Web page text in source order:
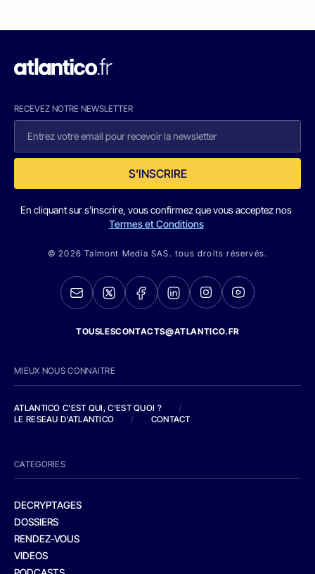
RECEVEZ NOTRE NEWSLETTER
S'INSCRIRE
En cliquant sur s'inscrire, vous confirmez que vous acceptez nos
Termes et Conditions
© 2026 Talmont Media SAS. tous droits réservés.
TOUSLESCONTACTS@ATLANTICO.FR
MIEUX NOUS CONNAITRE
ATLANTICO C'EST QUI, C'EST QUOI ?
/
LE RESEAU D'ATLANTICO
/ CONTACT
CATEGORIES
DECRYPTAGES
DOSSIERS
RENDEZ-VOUS
VIDEOS